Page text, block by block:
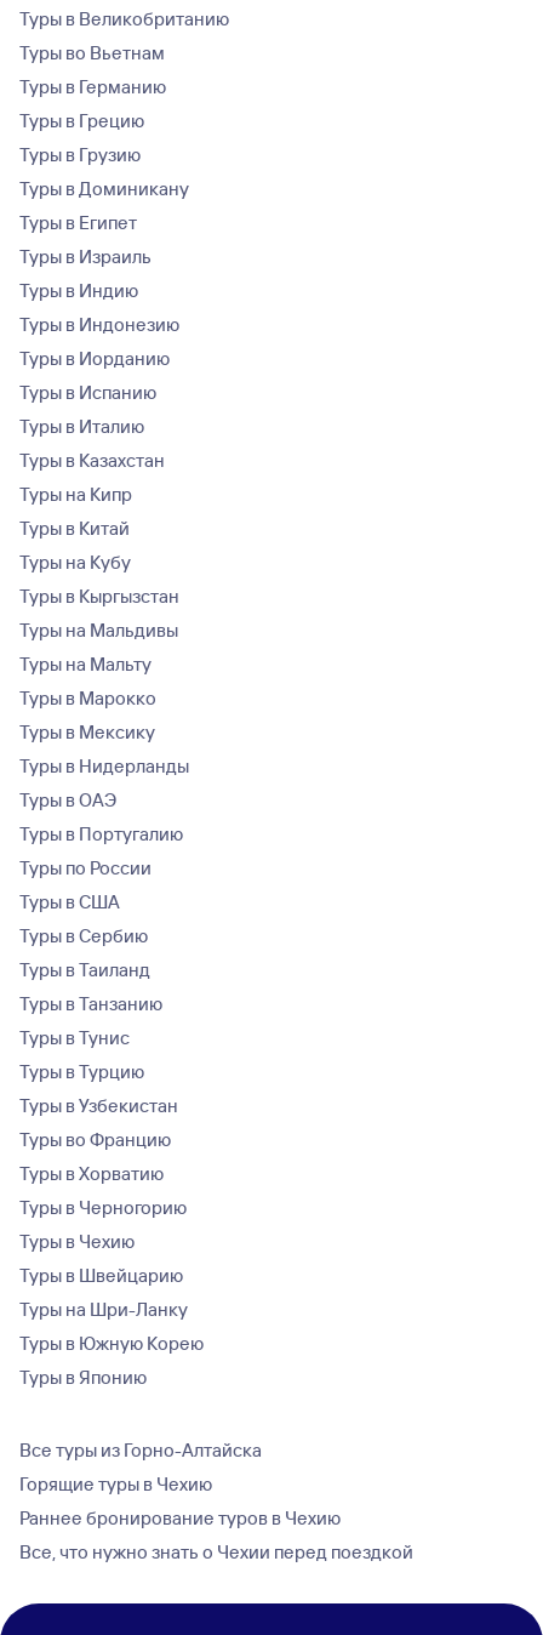
Туры в Великобританию
Туры во Вьетнам
Туры в Германию
Туры в Грецию
Туры в Грузию
Туры в Доминикану
Туры в Египет
Туры в Израиль
Туры в Индию
Туры в Индонезию
Туры в Иорданию
Туры в Испанию
Туры в Италию
Туры в Казахстан
Туры на Кипр
Туры в Китай
Туры на Кубу
Туры в Кыргызстан
Туры на Мальдивы
Туры на Мальту
Туры в Марокко
Туры в Мексику
Туры в Нидерланды
Туры в ОАЭ
Туры в Португалию
Туры по России
Туры в США
Туры в Сербию
Туры в Таиланд
Туры в Танзанию
Туры в Тунис
Туры в Турцию
Туры в Узбекистан
Туры во Францию
Туры в Хорватию
Туры в Черногорию
Туры в Чехию
Туры в Швейцарию
Туры на Шри-Ланку
Туры в Южную Корею
Туры в Японию
Все туры из Горно-Алтайска
Горящие туры в Чехию
Раннее бронирование туров в Чехию
Все, что нужно знать о Чехии перед поездкой